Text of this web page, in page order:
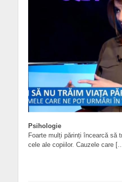
Psihologie
Foarte mulți părinți încearcă să
cele ale copiilor. Cauzele care